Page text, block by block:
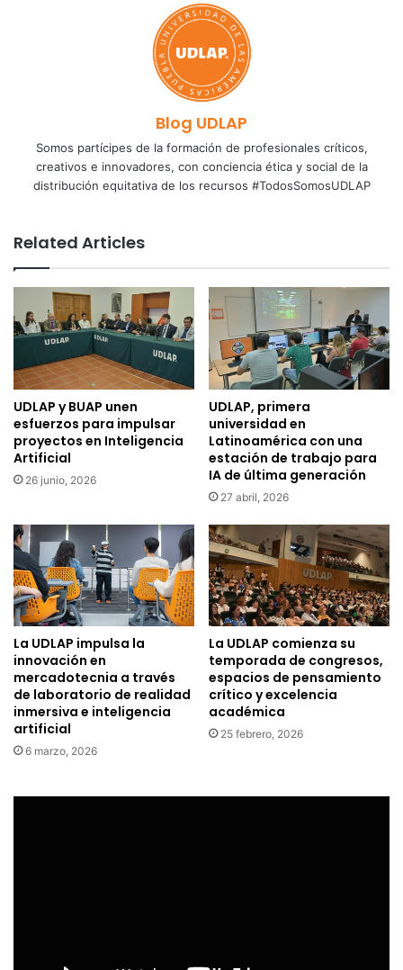
Blog UDLAP
Somos partícipes de la formación de profesionales críticos,
creativos e innovadores, con conciencia ética y social de la
distribución equitativa de los recursos #TodosSomosUDLAP
Related Articles
UDLAP y BUAP unen
esfuerzos para impulsar
proyectos en Inteligencia
Artificial
26 junio, 2026
UDLAP, primera
universidad en
Latinoamérica con una
estación de trabajo para
IA de última generación
27 abril, 2026
La UDLAP impulsa la
innovación en
mercadotecnia a través
de laboratorio de realidad
inmersiva e inteligencia
artificial
6 marzo, 2026
La UDLAP comienza su
temporada de congresos,
espacios de pensamiento
crítico y excelencia
académica
25 febrero, 2026